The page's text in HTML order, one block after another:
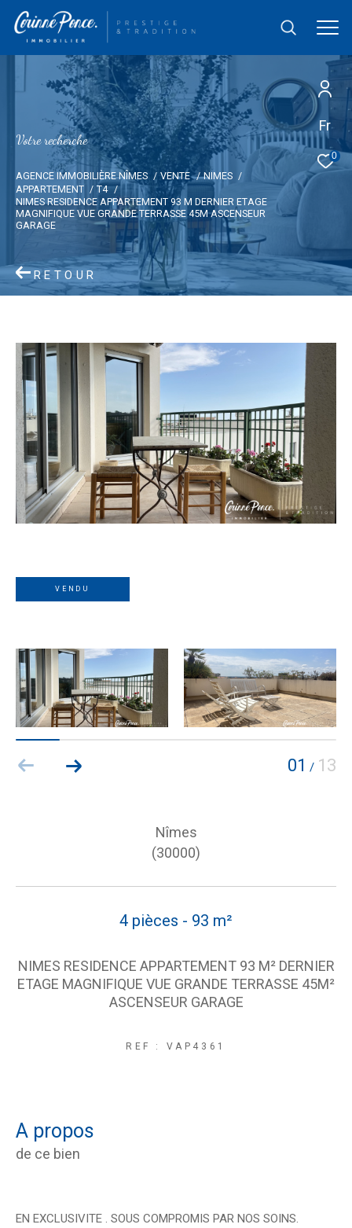
Fr
0
Votre recherche
AGENCE IMMOBILIÈRE NÎMES VENTE
NIMES
APPARTEMENT
T4
NIMES RESIDENCE APPARTEMENT 93 M DERNIER ETAGE
MAGNIFIQUE VUE GRANDE TERRASSE 45M ASCENSEUR
GARAGE
RETOUR
VENDU
01 / 13
Nîmes
(30000)
4 pièces - 93 m²
NIMES RESIDENCE APPARTEMENT 93 M² DERNIER
ETAGE MAGNIFIQUE VUE GRANDE TERRASSE 45M²
ASCENSEUR GARAGE
REF : VAP4361
a propos
de ce bien
EN EXCLUSIVITE . SOUS COMPROMIS PAR NOS SOINS.